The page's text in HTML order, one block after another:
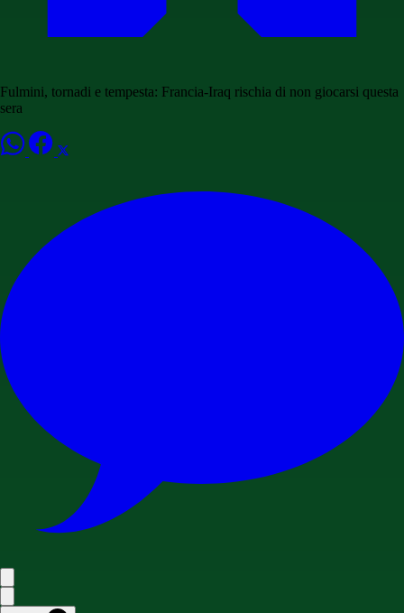
Fulmini, tornadi e tempesta: Francia-Iraq rischia di non giocarsi questa
sera